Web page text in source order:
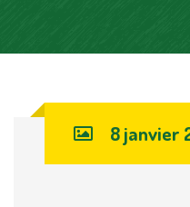
8 janvier